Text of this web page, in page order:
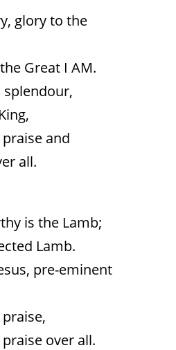
glory to the
Great I AM.
and
all.
is the Lamb;
Lamb.
pre-eminent
over all.